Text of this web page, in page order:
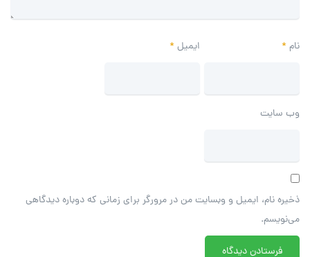
نام* ایمیل*
وب‌ سایت
ذخیره نام، ایمیل و وبسایت من در مرورگر برای زمانی که دوباره دیدگاهی
می‌نویسم.